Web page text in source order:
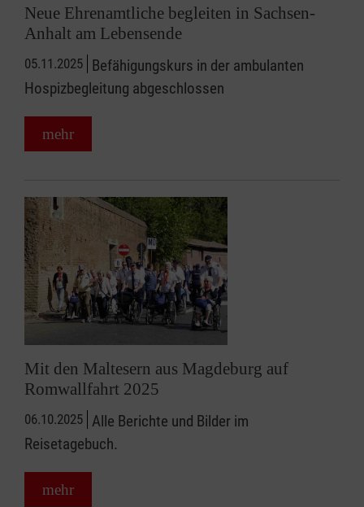
Neue Ehrenamtliche begleiten in Sachsen-
Anhalt am Lebensende
05.11.2025 Befähigungskurs in der ambulanten
Hospizbegleitung abgeschlossen
mehr
Mit den Maltesern aus Magdeburg auf
Romwallfahrt 2025
06.10.2025 Alle Berichte und Bilder im
Reisetagebuch.
mehr